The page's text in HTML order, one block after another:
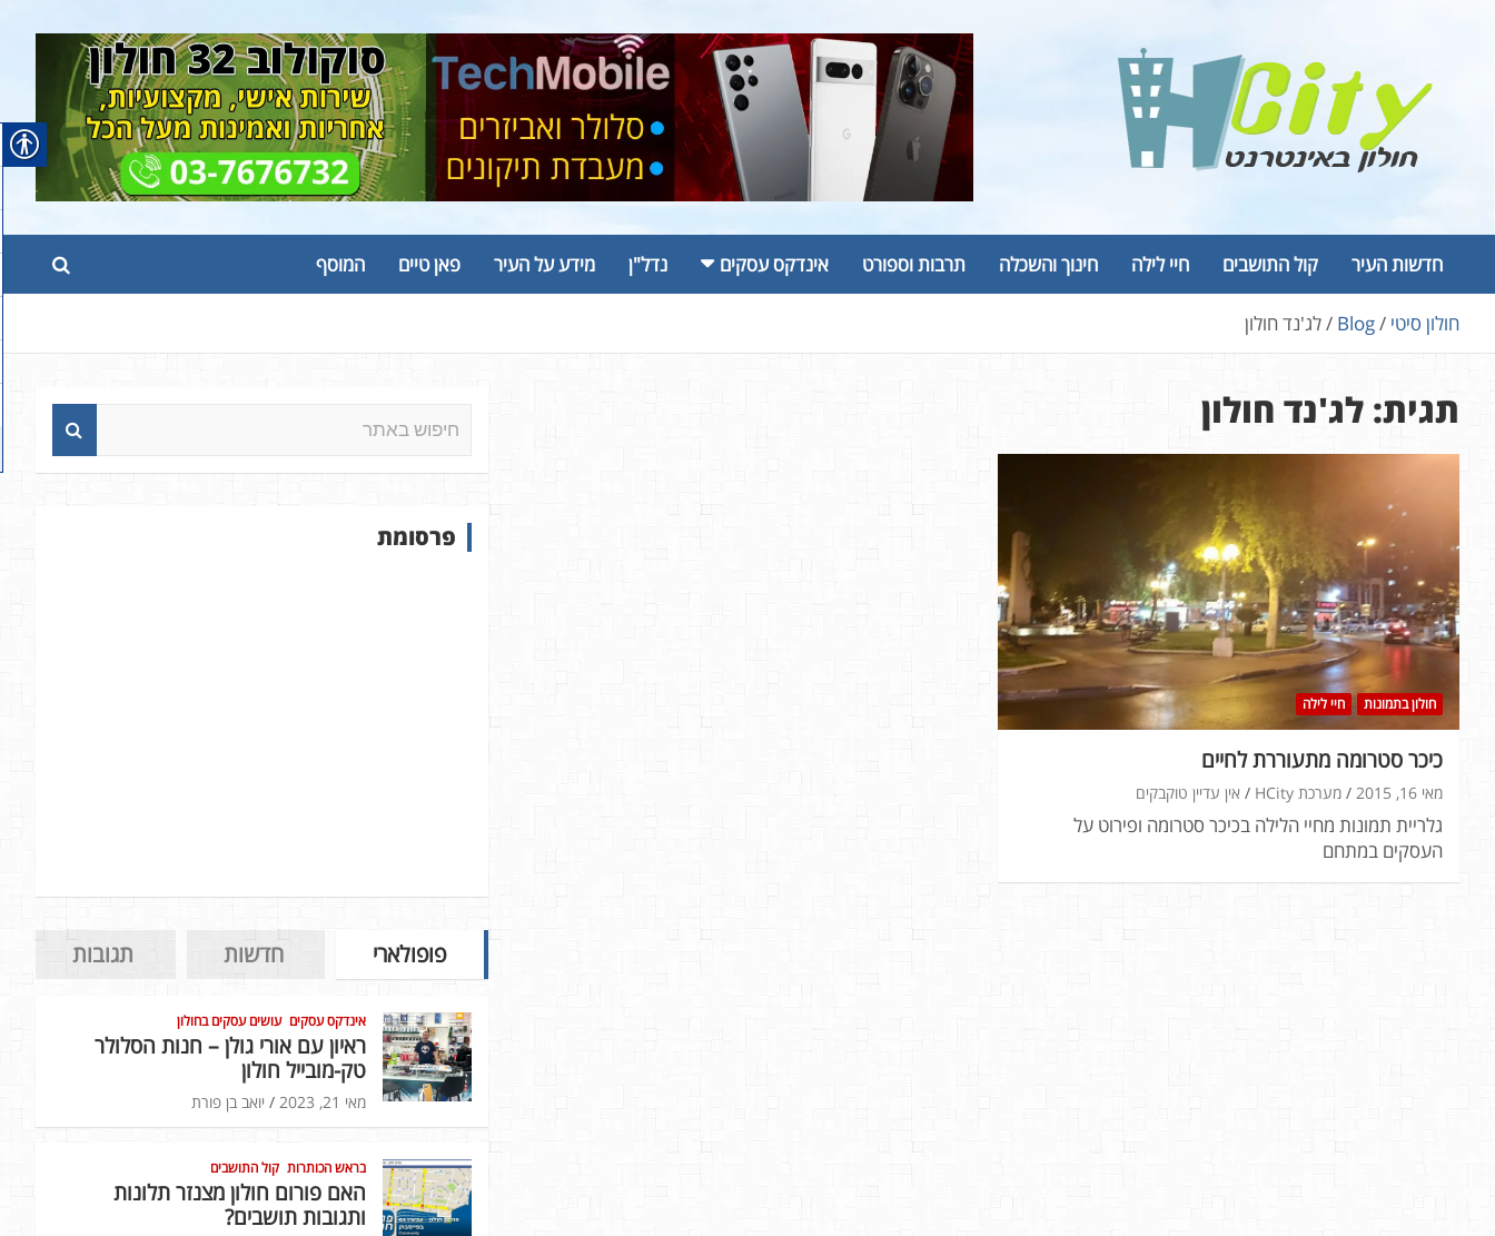
חדשות העיר קול התושבים חיי לילה חינוך והשכלה תרבות וספורט אינדקס עסקים נדל"ן מידע על העיר פאן טיים המוסף
חולון סיטי Blog לג'נד חולון
תגית: לג'נד חולון
חולון בתמונות חיי לילה
כיכר סטרומה מתעוררת לחיים
מאי 16, 2015 מערכת HCity אין עדיין טוקבקים
גלריית תמונות מחיי הלילה בכיכר סטרומה ופירוט על
העסקים במתחם
פ
ש
פרסומת
פופולארי חדשות תגובות
אינדקס עסקים עושים עסקים בחולון
ראיון עם אורי גולן – חנות הסלולר
טק-מובייל חולון
מאי 21, 2023 יואב בן פורת
בראש הכותרות קול התושבים
האם פורום חולון מצנזר תלונות
ותגובות תושבים?